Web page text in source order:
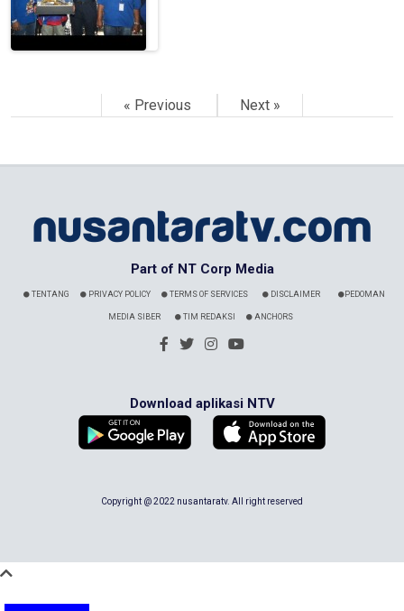
« Previous Next »
Part of NT Corp Media
TENTANG PRIVACY POLICY TERMS OF SERVICES DISCLAIMER PEDOMAN
MEDIA SIBER TIM REDAKSI ANCHORS
Download aplikasi NTV
Copyright @ 2022 nusantaratv. All right reserved